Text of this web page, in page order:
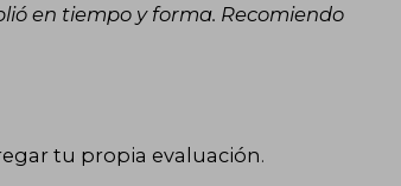
en tiempo y forma. Recomiendo
tu propia evaluación.